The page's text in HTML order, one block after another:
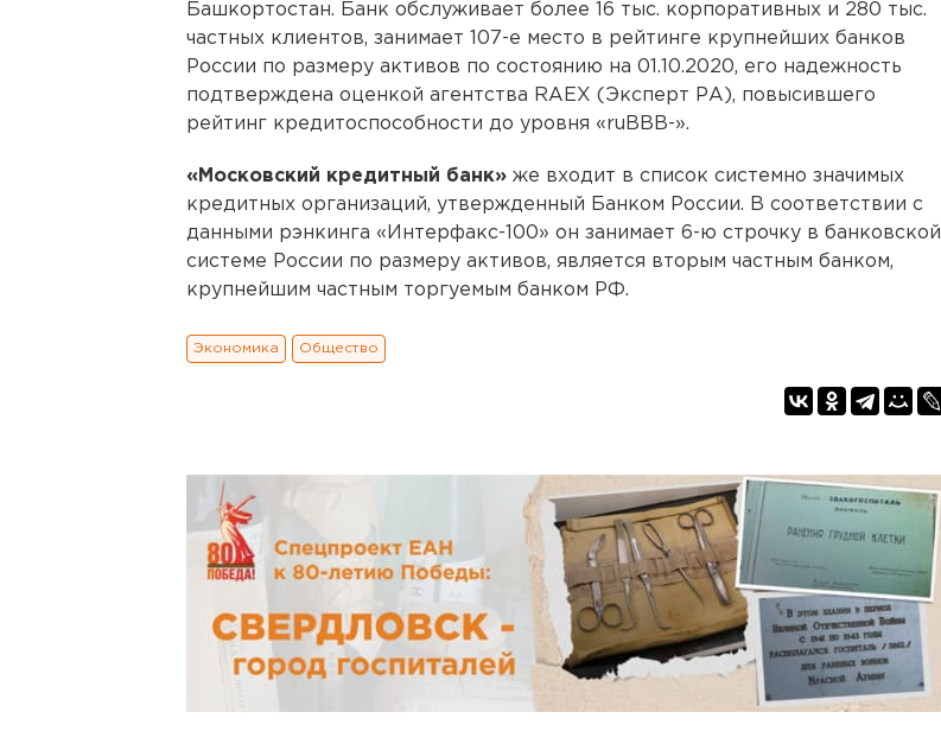
Башкортостан. Банк обслуживает более 16 тыс. корпоративных и 280 тыс.
частных клиентов, занимает 107-е место в рейтинге крупнейших банков
России по размеру активов по состоянию на 01.10.2020, его надежность
подтверждена оценкой агентства RAEX (Эксперт РА), повысившего
рейтинг кредитоспособности до уровня «ruВВВ-».
«Московский кредитный банк» же входит в список системно значимых
кредитных организаций, утвержденный Банком России. В соответствии с
данными рэнкинга «Интерфакс-100» он занимает 6-ю строчку в банковской
системе России по размеру активов, является вторым частным банком,
крупнейшим частным торгуемым банком РФ.
Экономика Общество